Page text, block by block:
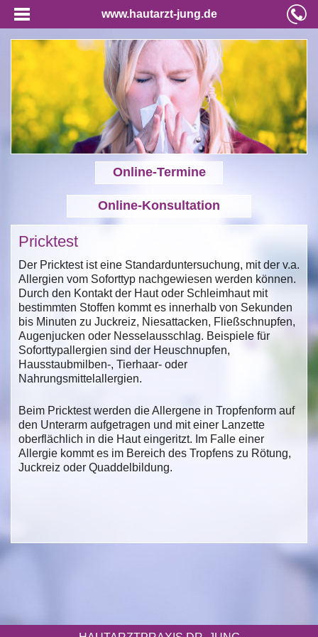
www.hautarzt-jung.de
Online-Termine
Online-Konsultation
Pricktest
Der Pricktest ist eine Standarduntersuchung, mit der v.a.
Allergien vom Soforttyp nachgewiesen werden können.
Durch den Kontakt der Haut oder Schleimhaut mit
bestimmten Stoffen kommt es innerhalb von Sekunden
bis Minuten zu Juckreiz, Niesattacken, Fließschnupfen,
Augenjucken oder Nesselausschlag. Beispiele für
Soforttypallergien sind der Heuschnupfen,
Hausstaubmilben-, Tierhaar- oder
Nahrungsmittelallergien.
Beim Pricktest werden die Allergene in Tropfenform auf
den Unterarm aufgetragen und mit einer Lanzette
oberflächlich in die Haut eingeritzt. Im Falle einer
Allergie kommt es im Bereich des Tropfens zu Rötung,
Juckreiz oder Quaddelbildung.